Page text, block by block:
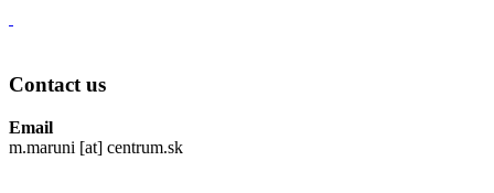
Contact us
Email
m.maruni [at] centrum.sk